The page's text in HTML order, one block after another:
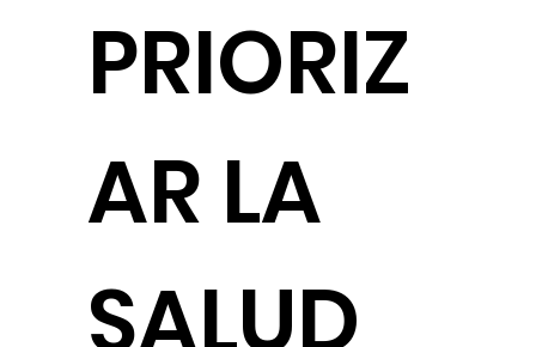
PRIORIZ
AR LA
SALUD